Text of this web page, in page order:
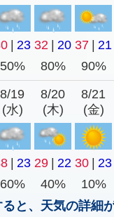
23 32 20 37 21
50% 80% 90%
8/19
(水)
8/20
(木)
8/21
(金)
23 29 22 30 23
60% 40% 10%
ると、天気の詳細